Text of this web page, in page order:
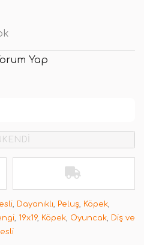
Yap
, Dayanıklı, Peluş, Köpek,
, 19x19, Köpek, Oyuncak, Diş ve